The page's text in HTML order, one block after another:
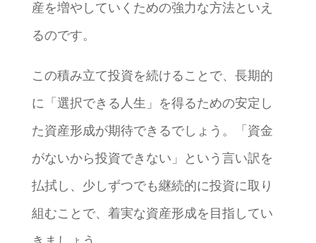
産を増やしていくための強力な方法といえ
るのです。
この積み立て投資を続けることで、長期的
に「選択できる人生」を得るための安定し
た資産形成が期待できるでしょう。「資金
がないから投資できない」という言い訳を
払拭し、少しずつでも継続的に投資に取り
組むことで、着実な資産形成を目指してい